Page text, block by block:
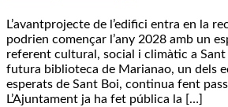
L’avantprojecte de l’edifici entra en la
podrien començar l’any 2028 amb un
referent cultural, social i climàtic a Sant
futura biblioteca de Marianao, un dels
esperats de Sant Boi, continua fent
L’Ajuntament ja ha fet pública la […]